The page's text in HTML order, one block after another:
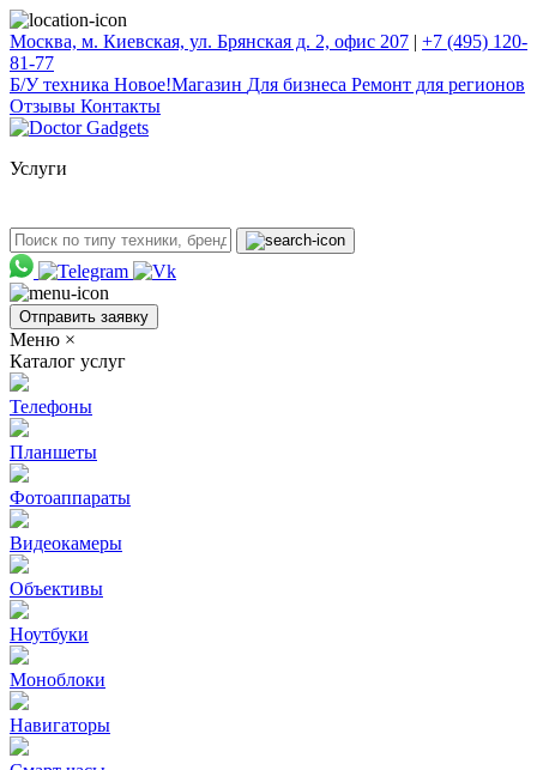
Москва, м. Киевская, ул. Брянская д. 2, офис 207 | +7 (495) 120-
81-77
Б/У техникa Новое!Магазин Для бизнеса Ремонт для регионов
Отзывы Контакты
Услуги
Отправить заявку
Меню ×
Каталог услуг
Телефоны
Планшеты
Фотоаппараты
Видеокамеры
Объективы
Ноутбуки
Моноблоки
Навигаторы